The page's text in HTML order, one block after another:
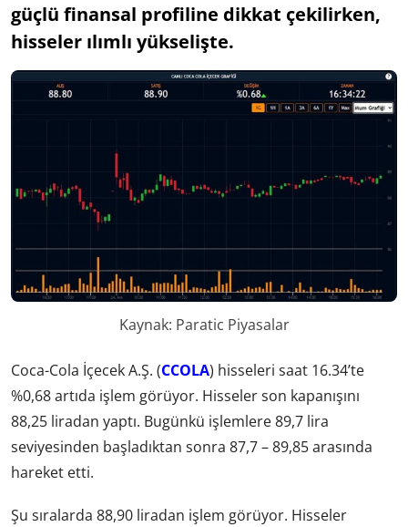
güçlü finansal profiline dikkat çekilirken,
hisseler ılımlı yükselişte.
Kaynak: Paratic Piyasalar
Coca-Cola İçecek A.Ş. (CCOLA) hisseleri saat 16.34’te
%0,68 artıda işlem görüyor. Hisseler son kapanışını
88,25 liradan yaptı. Bugünkü işlemlere 89,7 lira
seviyesinden başladıktan sonra 87,7 – 89,85 arasında
hareket etti.
Şu sıralarda 88,90 liradan işlem görüyor. Hisseler